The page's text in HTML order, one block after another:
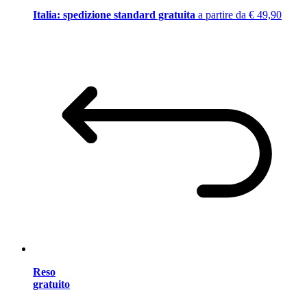
Italia: spedizione standard gratuita a partire da € 49,90
Reso
gratuito